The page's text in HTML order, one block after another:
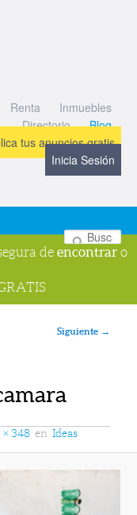
Renta
Inmuebles
Directorio
Blog
tus anuncios gratis
Inicia Sesión
de encontrar o
Siguiente →
348 en Ideas